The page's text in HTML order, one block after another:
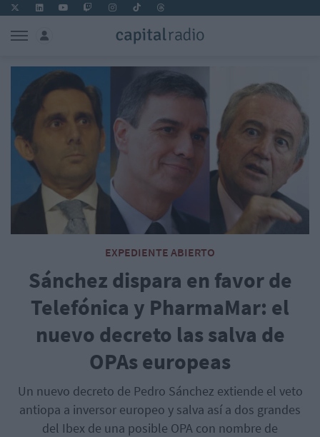
EXPEDIENTE ABIERTO
Sánchez dispara en favor de
Telefónica y PharmaMar: el
nuevo decreto las salva de
OPAs europeas
Un nuevo decreto de Pedro Sánchez extiende el veto
antiopa a inversor europeo y salva así a dos grandes
del Ibex de una posible OPA con nombre de